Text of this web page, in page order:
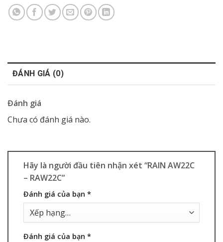
ĐÁNH GIÁ (0)
Đánh giá
Chưa có đánh giá nào.
Hãy là người đầu tiên nhận xét “RAIN AW22C
– RAW22C”
Đánh giá của bạn *
Đánh giá của bạn *